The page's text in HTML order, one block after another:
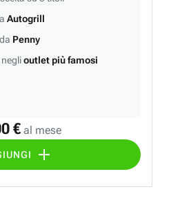
€ al mese
Autogrill
Penny
outlet più famosi